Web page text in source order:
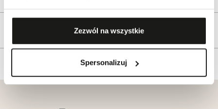
Zezwól na wszystkie
Spersonalizuj